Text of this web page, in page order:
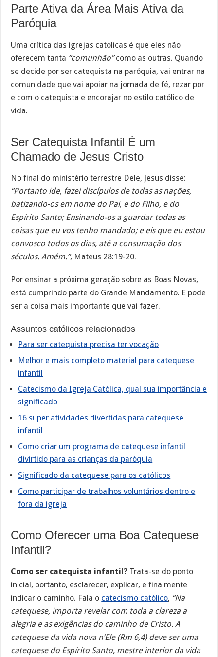
Parte Ativa da Área Mais Ativa da
Paróquia
Uma crítica das igrejas católicas é que eles não
oferecem tanta “comunhão”como as outras. Quando
se decide por ser catequista na paróquia, vai entrar na
comunidade que vai apoiar na jornada de fé, rezar por
e com o catequista e encorajar no estilo católico de
vida.
Ser Catequista Infantil É um
Chamado de Jesus Cristo
No final do ministério terrestre Dele, Jesus disse:
“Portanto ide, fazei discípulos de todas as nações,
batizando-os em nome do Pai, e do Filho, e do
Espírito Santo; Ensinando-os a guardar todas as
coisas que eu vos tenho mandado; e eis que eu estou
convosco todos os dias, até a consumação dos
séculos. Amém.”, Mateus 28:19-20.
Por ensinar a próxima geração sobre as Boas Novas,
está cumprindo parte do Grande Mandamento. E pode
ser a coisa mais importante que vai fazer.
Assuntos católicos relacionados
Para ser catequista precisa ter vocação
Melhor e mais completo material para catequese
infantil
Catecismo da Igreja Católica, qual sua importância e
significado
16 super atividades divertidas para catequese
infantil
Como criar um programa de catequese infantil
divirtido para as crianças da paróquia
Significado da catequese para os católicos
Como participar de trabalhos voluntários dentro e
fora da igreja
Como Oferecer uma Boa Catequese
Infantil?
Como ser catequista infantil? Trata-se do ponto
inicial, portanto, esclarecer, explicar, e finalmente
indicar o caminho. Fala o catecismo católico, “Na
catequese, importa revelar com toda a clareza a
alegria e as exigências do caminho de Cristo. A
catequese da vida nova n’Ele (Rm 6,4) deve ser uma
catequese do Espírito Santo, mestre interior da vida